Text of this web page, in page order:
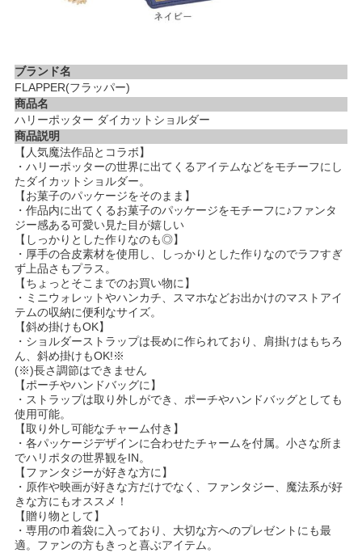
ブランド名
FLAPPER(フラッパー)
商品名
ハリーポッター ダイカットショルダー
商品説明
【人気魔法作品とコラボ】
・ハリーポッターの世界に出てくるアイテムなどをモチーフにし
たダイカットショルダー。
【お菓子のパッケージをそのまま】
・作品内に出てくるお菓子のパッケージをモチーフに♪ファンタ
ジー感ある可愛い見た目が嬉しい
【しっかりとした作りなのも◎】
・厚手の合皮素材を使用し、しっかりとした作りなのでラフすぎ
ず上品さもプラス。
【ちょっとそこまでのお買い物に】
・ミニウォレットやハンカチ、スマホなどお出かけのマストアイ
テムの収納に便利なサイズ。
【斜め掛けもOK】
・ショルダーストラップは長めに作られており、肩掛けはもちろ
ん、斜め掛けもOK!※
(※)長さ調節はできません
【ポーチやハンドバッグに】
・ストラップは取り外しができ、ポーチやハンドバッグとしても
使用可能。
【取り外し可能なチャーム付き】
・各パッケージデザインに合わせたチャームを付属。小さな所ま
でハリポタの世界観をIN。
【ファンタジーが好きな方に】
・原作や映画が好きな方だけでなく、ファンタジー、魔法系が好
きな方にもオススメ！
【贈り物として】
・専用の巾着袋に入っており、大切な方へのプレゼントにも最
適。ファンの方もきっと喜ぶアイテム。